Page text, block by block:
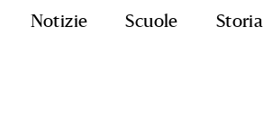
Notizie Scuole Storia